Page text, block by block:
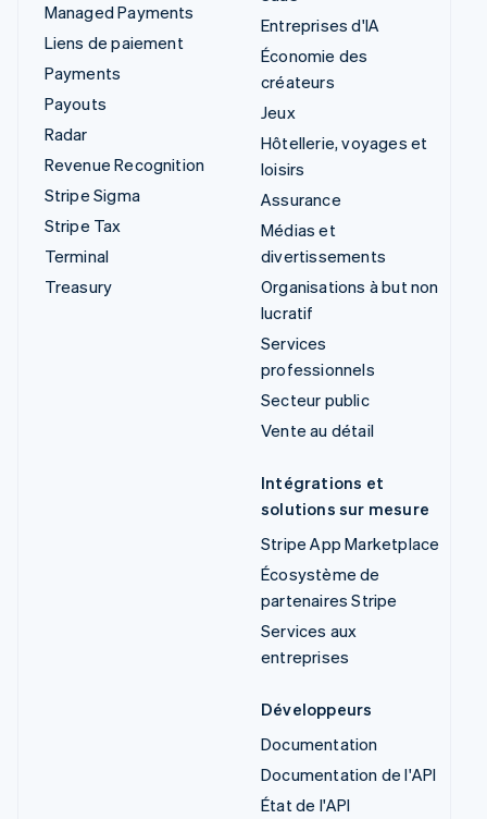
Managed Payments
Liens de paiement
Payments
Payouts
Radar
Revenue Recognition
Stripe Sigma
Stripe Tax
Terminal
Treasury
Entreprises d'IA
Économie des
créateurs
Jeux
Hôtellerie, voyages et
loisirs
Assurance
Médias et
divertissements
Organisations à but non
lucratif
Services
professionnels
Secteur public
Vente au détail
Intégrations et
solutions sur mesure
Stripe App Marketplace
Écosystème de
partenaires Stripe
Services aux
entreprises
Développeurs
Documentation
Documentation de l'API
État de l'API